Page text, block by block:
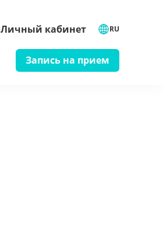
Личный кабинет RU
Запись на прием